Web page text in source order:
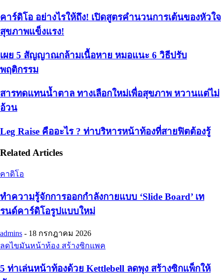
คาร์ดิโอ อย่างไรให้ถึง! เปิดสูตรคำนวนการเต้นของหัวใจ
สุขภาพแข็งแรง!
เผย 5 สัญญาณกล้ามเนื้อหาย หมอแนะ 6 วิธีปรับ
พฤติกรรม
สารทดแทนน้ำตาล ทางเลือกใหม่เพื่อสุขภาพ หวานแต่ไม่
อ้วน
Leg Raise คืออะไร ? ท่าบริหารหน้าท้องที่สายฟิตต้องรู้
Related Articles
คาดิโอ
ทำความรู้จักการออกกำลังกายแบบ ‘Slide Board’ เท
รนด์คาร์ดิโอรูปแบบใหม่
admins - 18 กรกฎาคม 2026
ลดไขมันหน้าท้อง สร้างซิกแพค
5 ท่าเล่นหน้าท้องด้วย Kettlebell ลดพุง สร้างซิกแพ็กให้